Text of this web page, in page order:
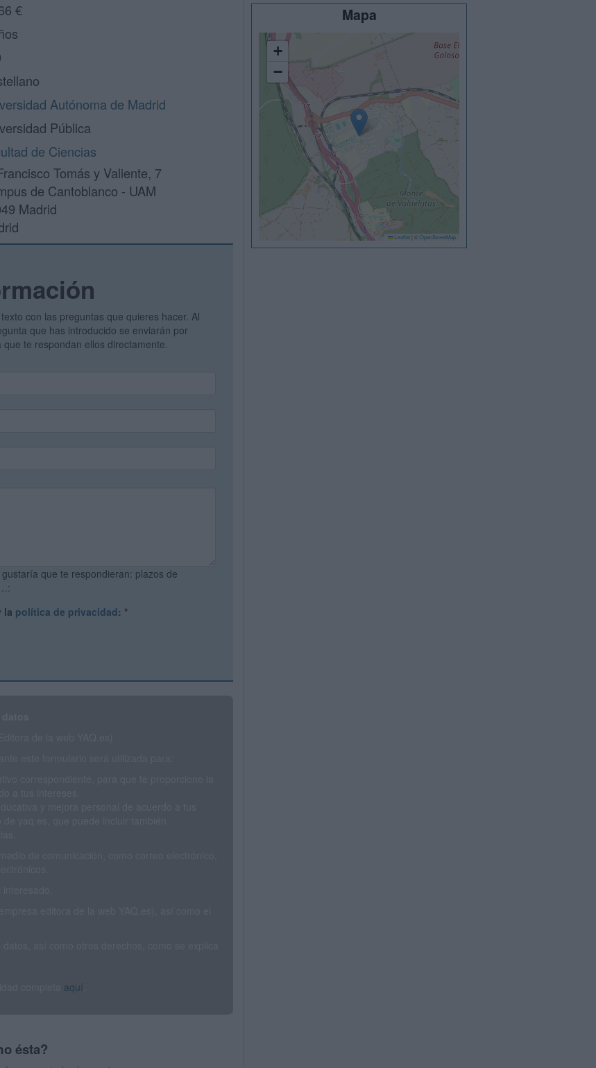
€
Autónoma de Madrid
Pública
de Ciencias
Tomás y Valiente, 7
de Cantoblanco - UAM
Madrid
con las preguntas que quieres hacer. Al
que has introducido se enviarán por
te respondan ellos directamente.
que te respondieran: plazos de
la política de privacidad: *
aquí
ésta?
Mapa
+
−
Leaflet © OpenStreetMap